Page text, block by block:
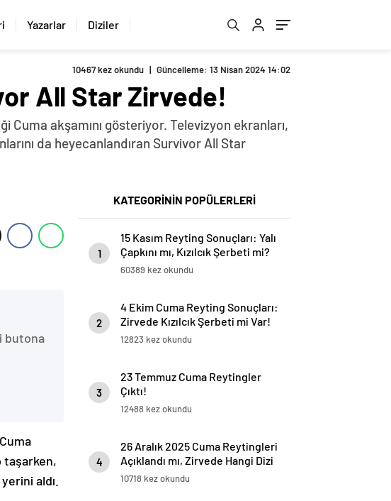
Yazarlar Diziler
10467 kez okundu | Güncelleme: 13 Nisan 2024 14:02
All Star Zirvede!
akşamını gösteriyor. Televizyon ekranları,
da heyecanlandıran Survivor All Star
butona
taşarken,
aldı.
KATEGORİNİN POPÜLERLERİ
1
15 Kasım Reyting Sonuçları: Yalı
Çapkını mı, Kızılcık Şerbeti mi?
60389 kez okundu
2
4 Ekim Cuma Reyting Sonuçları:
Zirvede Kızılcık Şerbeti mi Var!
12823 kez okundu
3
23 Temmuz Cuma Reytingler
Çıktı!
12488 kez okundu
4
26 Aralık 2025 Cuma Reytingleri
Açıklandı mı, Zirvede Hangi Dizi
Var?
10718 kez okundu